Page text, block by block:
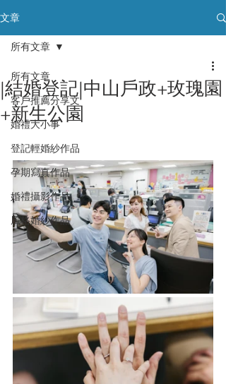
文章
所有文章
客戶推薦分享文
婚禮大小事
登記輕婚紗作品
孕期寫真作品
婚禮攝影作品
風格婚紗作品
所有文章
|結婚登記|中山戶政+玫瑰園
+新生公園